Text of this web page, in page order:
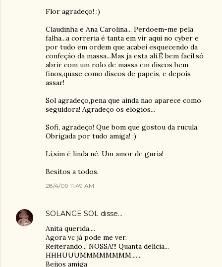
Flor agradeço! :)
Claudinha e Ana Carolina... Perdoem-me pela
falha...a correria é tanta em vir aqui no cyber e
por tudo em ordem que acabei esquecendo da
confeçáo da massa...Mas ja esta ali.É bem facil,só
abrir com um rolo de massa em discos bem
finos,quase como discos de papeis, e depois
assar!
Sol agradeço,pena que ainda nao aparece como
seguidora! Agradeço os elogios...
Sofi, agradeço! Que bom que gostou da rucula.
Obrigada por tudo amiga! :)
Li,sim é linda né. Um amor de guria!
Besitos a todos.
28/4/09 11:49 AM
SOLANGE SOL disse…
Anita querida....
Agora vc já pode me ver.
Reiterando... NOSSA!!! Quanta delícia...
HHHUUUMMMMMMMM.......
Beijos amiga